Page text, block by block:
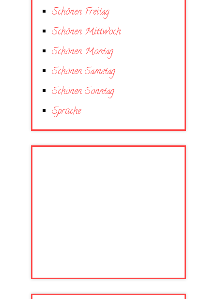
Schönen Freitag
Schönen Mittwoch
Schönen Montag
Schönen Samstag
Schönen Sonntag
Sprüche